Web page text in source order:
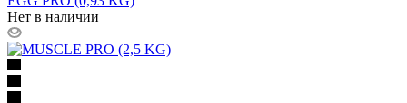
Нет в наличии